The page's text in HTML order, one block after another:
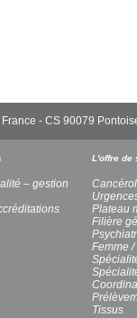
- CS 90079
– gestion
L'offre de
Plateau
Filière
Femme /
Tissus